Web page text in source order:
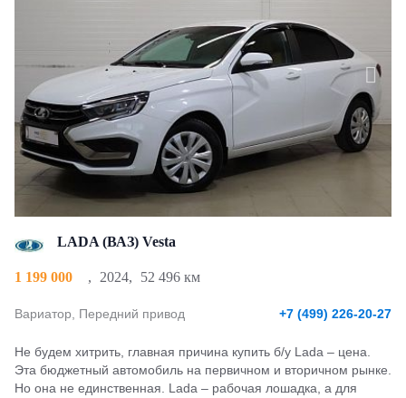
LADA (ВАЗ) Vesta
1 199 000 , 2024, 52 496 км
Вариатор, Передний привод +7 (499) 226-20-27
Не будем хитрить, главная причина купить б/у Lada – цена.
Эта бюджетный автомобиль на первичном и вторичном рынке.
Но она не единственная. Lada – рабочая лошадка, а для